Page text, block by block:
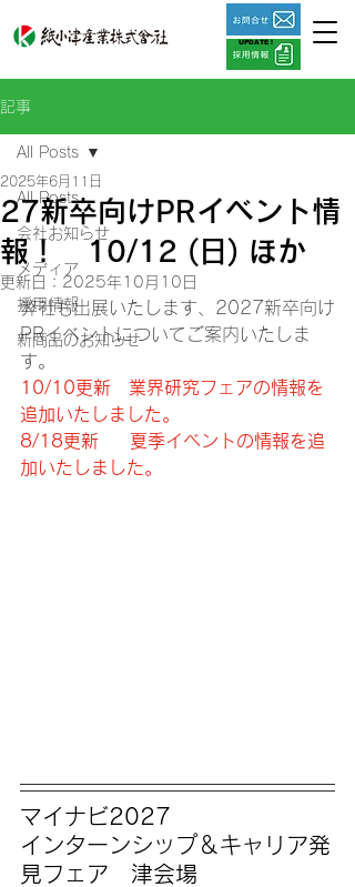
UPDATE !
記事
All Posts
会社お知らせ
メディア
採用情報
新商品のお知らせ
All Posts
27新卒向けPRイベント情
報！ 10/12 (日) ほか
2025年6月11日
更新日： 2025年10月10日
弊社も出展いたします、2027新卒向け
PRイベントについてご案内いたしま
す。
10/10更新 業界研究フェアの情報を
追加いたしました。
8/18更新　  夏季イベントの情報を追
加いたしました。
マイナビ2027
インターンシップ＆キャリア発
見フェア　津会場